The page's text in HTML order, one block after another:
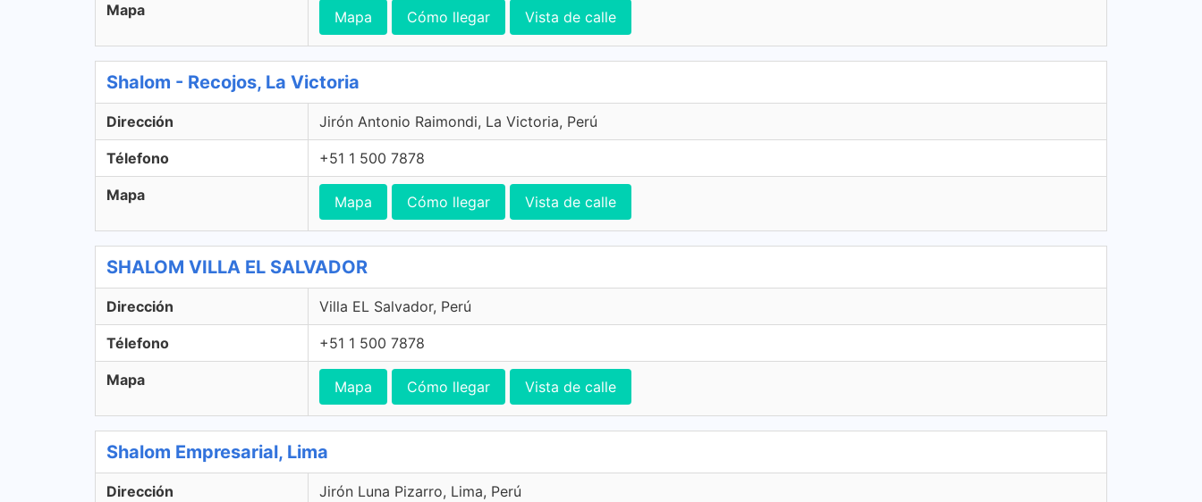
Mapa Mapa Cómo llegar Vista de calle
Shalom - Recojos, La Victoria
Dirección Jirón Antonio Raimondi, La Victoria, Perú
Télefono +51 1 500 7878
Mapa Mapa Cómo llegar Vista de calle
SHALOM VILLA EL SALVADOR
Dirección Villa EL Salvador, Perú
Télefono +51 1 500 7878
Mapa Mapa Cómo llegar Vista de calle
Shalom Empresarial, Lima
Dirección Jirón Luna Pizarro, Lima, Perú